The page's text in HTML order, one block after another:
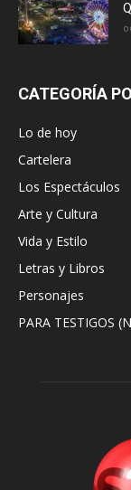
CATEGORÍA
Lo de hoy
Cartelera
Los Espectáculos
Arte y Cultura
Vida y Estilo
Letras y Libros
Personajes
PARA TESTIGOS